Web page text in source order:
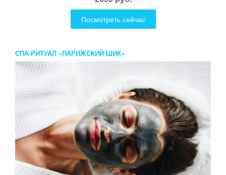
Посмотреть сейчас
СПА-РИТУАЛ «ПАРИЖСКИЙ ШИК»